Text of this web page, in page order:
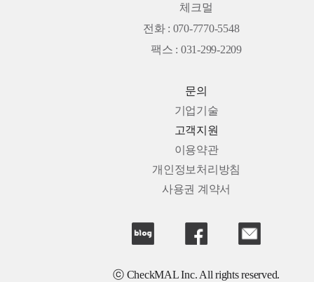
체크멀
전화 : 070-7770-5548
팩스 : 031-299-2209
문의
기업기술
고객지원
이용약관
개인정보처리방침
사용권 계약서
ⓒ CheckMAL Inc. All rights reserved.